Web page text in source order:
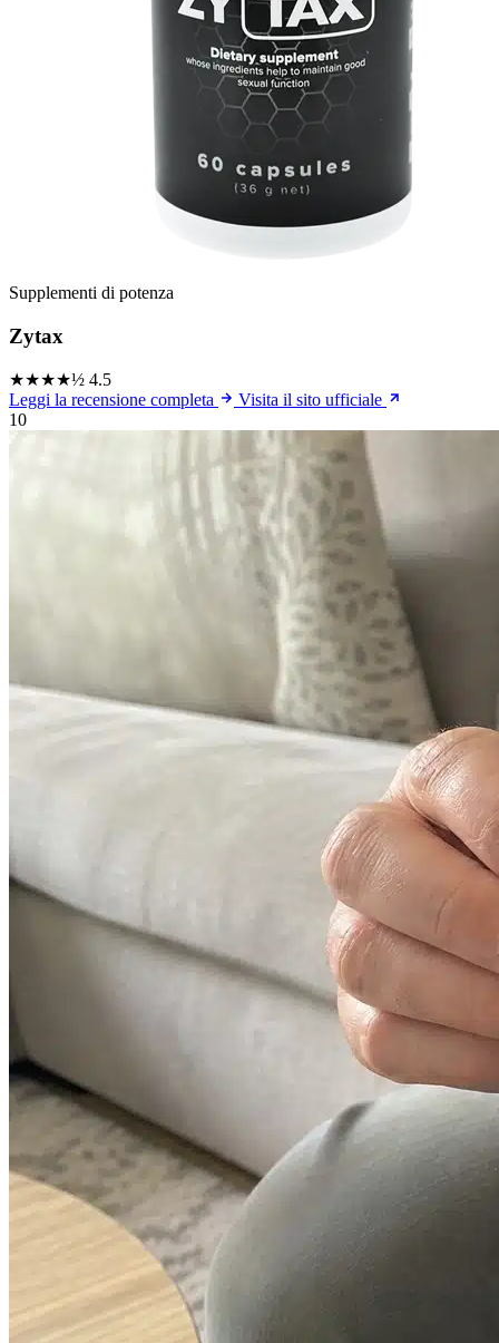
Supplementi di potenza
Zytax
★★★★½ 4.5
Leggi la recensione completa
Visita il sito ufficiale
10